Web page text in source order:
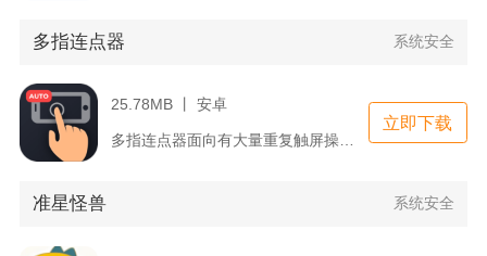
多指连点器 系统安全
25.78MB 丨 安卓
多指连点器面向有大量重复触屏操作需求的安卓用户，依靠系统无障...
立即下载
准星怪兽 系统安全